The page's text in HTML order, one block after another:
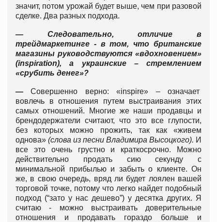
значит, потом урожай будет выше, чем при разовой
сделке. Два разных подхода.
— Следовательно, отличие в
трейдмаркетинге - в том, что британские
магазины руководствуются «вдохновением»
(inspiration), а украинские – стремлением
«срубить денег»?
—Совершенно верно: «inspire» – означает
вовлечь в отношения путем выстраивания этих
самых отношений. Многие же наши продавцы и
брендодержатели считают, что это все глупости,
без которых можно прожить, так как «живем
однова» (слова из песни Владимира Высоцкого). И
все это очень грустно и краткосрочно. Можно
действительно продать сию секунду с
минимальной прибылью и забыть о клиенте. Он
же, в свою очередь, вряд ли будет лоялен вашей
торговой точке, потому что легко найдет подобный
подход (“зато у нас дешево”) у десятка других. Я
считаю - можно выстраивать доверительные
отношения и продавать гораздо больше и